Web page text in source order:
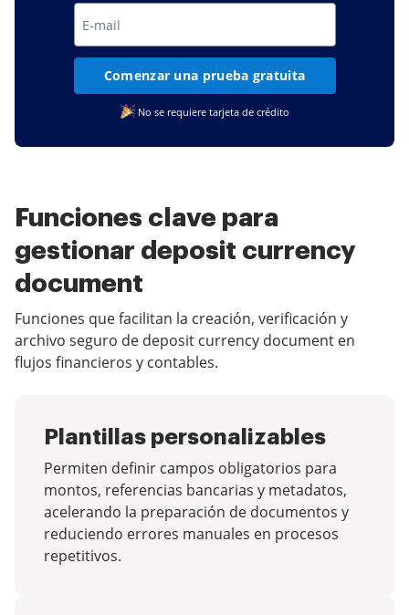
Comenzar una prueba gratuita
No se requiere tarjeta de crédito
Funciones clave para
gestionar deposit currency
document
Funciones que facilitan la creación, verificación y
archivo seguro de deposit currency document en
flujos financieros y contables.
Plantillas personalizables
Permiten definir campos obligatorios para
montos, referencias bancarias y metadatos,
acelerando la preparación de documentos y
reduciendo errores manuales en procesos
repetitivos.